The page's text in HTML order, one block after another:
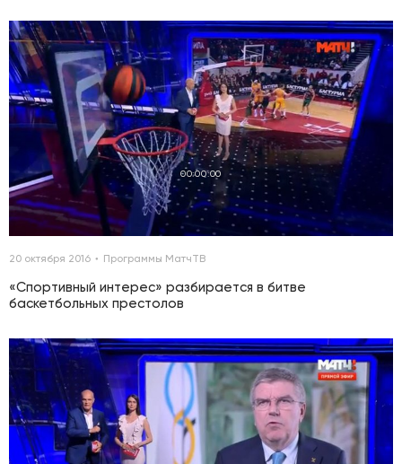
00:00:00
20 октября 2016 Программы МатчТВ
«Спортивный интерес» разбирается в битве
баскетбольных престолов